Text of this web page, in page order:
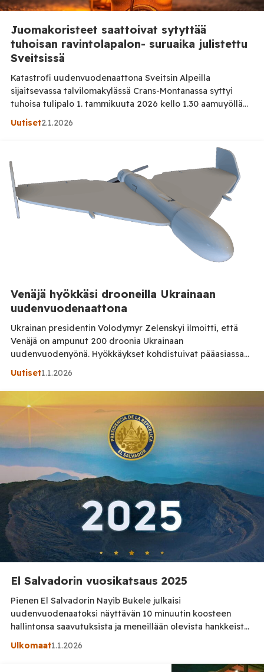
Juomakoristeet saattoivat sytyttää
tuhoisan ravintolapalon- suruaika julistettu
Sveitsissä
Katastrofi uudenvuodenaattona Sveitsin Alpeilla
sijaitsevassa talvilomakylässä Crans-Montanassa syttyi
tuhoisa tulipalo 1. tammikuuta 2026 kello 1.30 aamuyöllä
Le Constellation -nimisessä baarissa. Palo syttyi lähes
kuollut ja yli sata loukkaantunut, joista moni vakavasti,
raportoi Guardian. Palo ja evakuointi Silminnäkijöiden
mukaan tulipalo syttyi, kun loimuja tai […]
Uutiset2.1.2026
Venäjä hyökkäsi drooneilla Ukrainaan
uudenvuodenaattona
Ukrainan presidentin Volodymyr Zelenskyi ilmoitti, että
Venäjä on ampunut 200 droonia Ukrainaan
uudenvuodenyönä. Hyökkäykset kohdistuivat pääasiassa
Ukrainan energia-infrastruktuuriin; sähköverkkoon ja
vahinkoja useilla alueilla. Zelenskyi totesi, että
hyökkäykset osoittavat sodan jatkuvan myös uuden
vuoden puolella. Hyökkäysten pääkohteina sähköverkko ja
energia-laitokset Ukrainan viranomaisten mukaan drooni-
iskut kohdistuivat sähköverkkoon ja muihin energia-
laitoksiin eri […]
Uutiset1.1.2026
El Salvadorin vuosikatsaus 2025
Pienen El Salvadorin Nayib Bukele julkaisi
uudenvuodenaatoksi näyttävän 10 minuutin koosteen
hallintonsa saavutuksista ja meneillään olevista hankkeista.
El Salvadorissa on rakennettu kouluja, kauppahalleja, teitä
ovat kovassa nousukiidossa. El Salvador on myös
Ulkomaat1.1.2026